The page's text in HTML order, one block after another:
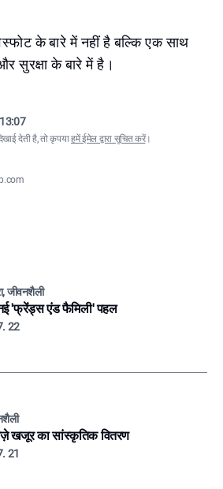
के बारे में नहीं है बल्कि एक साथ
सुरक्षा के बारे में है।
देती है, तो कृपयाहमें ईमेल द्वारा सूचित करें।
जीवनशैली
'फ्रेंड्स एंड फैमिली' पहल
22
खजूर का सांस्कृतिक वितरण
21